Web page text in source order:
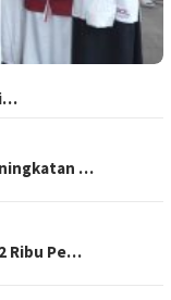
…
Ribu Pe…